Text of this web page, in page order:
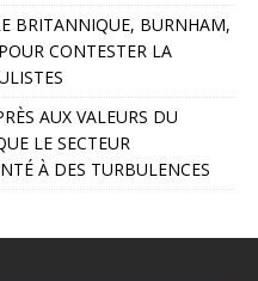
BRITANNIQUE, BURNHAM,
CONTESTER LA
AUX VALEURS DU
LE SECTEUR
À DES TURBULENCES